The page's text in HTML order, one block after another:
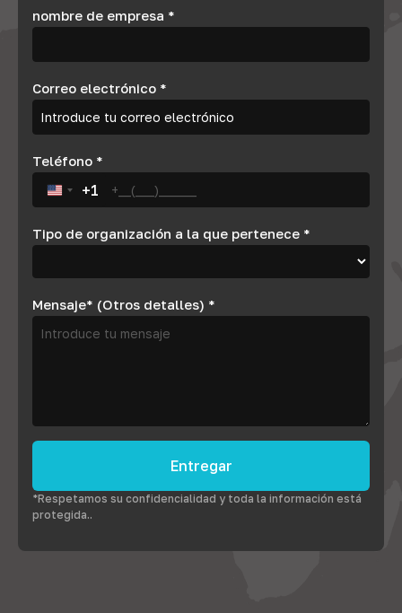
nombre de empresa *
Correo electrónico *
Teléfono *
United States +1
+1
Tipo de organización a la que pertenece *
Mensaje* (Otros detalles) *
Entregar
*Respetamos su confidencialidad y toda la información está
protegida..